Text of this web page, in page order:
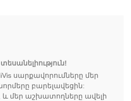
սարքավորումները մեր
բարելավեցին:
և մեր աշխատողները ավելի